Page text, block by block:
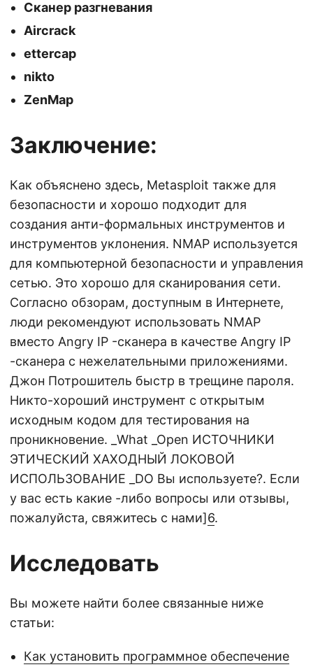
Сканер разгневания
Aircrack
ettercap
nikto
ZenMap
Заключение:
Как объяснено здесь, Metasploit также для
безопасности и хорошо подходит для
создания анти-формальных инструментов и
инструментов уклонения. NMAP используется
для компьютерной безопасности и управления
сетью. Это хорошо для сканирования сети.
Согласно обзорам, доступным в Интернете,
люди рекомендуют использовать NMAP
вместо Angry IP -сканера в качестве Angry IP
-сканера с нежелательными приложениями.
Джон Потрошитель быстр в трещине пароля.
Никто-хороший инструмент с открытым
исходным кодом для тестирования на
проникновение. _What _Open ИСТОЧНИКИ
ЭТИЧЕСКИЙ ХАХОДНЫЙ ЛОКОВОЙ
ИСПОЛЬЗОВАНИЕ _DO Вы используете?. Если
у вас есть какие -либо вопросы или отзывы,
пожалуйста, свяжитесь с нами]6.
Исследовать
Вы можете найти более связанные ниже
статьи:
Как установить программное обеспечение